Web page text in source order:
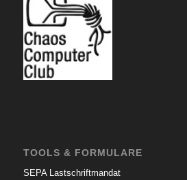
TOOLS & FORMULARE
SEPA Lastschriftmandat